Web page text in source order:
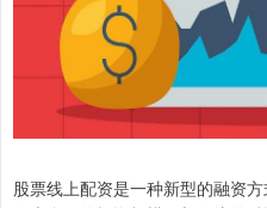
股票线上配资是一种新型的融资